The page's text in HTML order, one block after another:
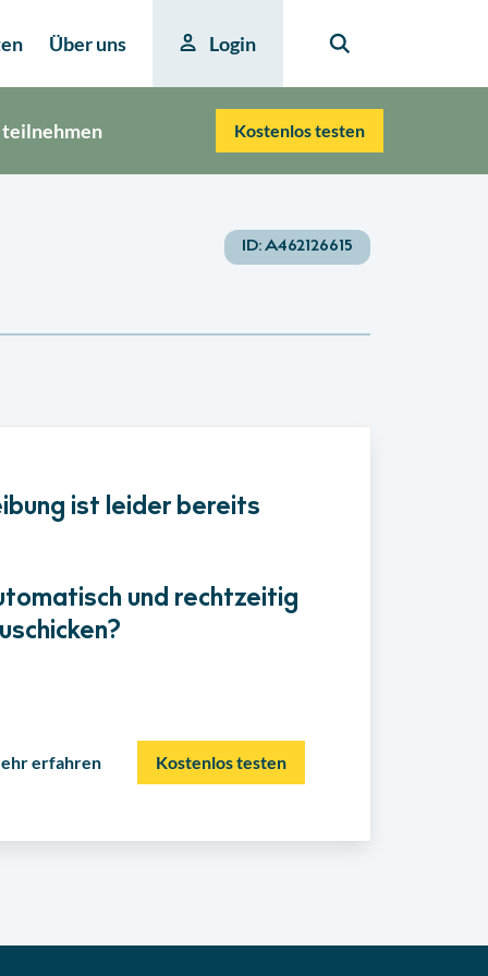
Über uns Login
teilnehmen Kostenlos testen
ID:A462126615
ist leider bereits
und rechtzeitig
erfahren Kostenlos testen